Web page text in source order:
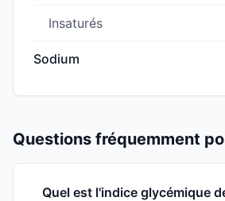
Insaturés
Sodium
Questions fréquemment
Quel est l'indice glycémique